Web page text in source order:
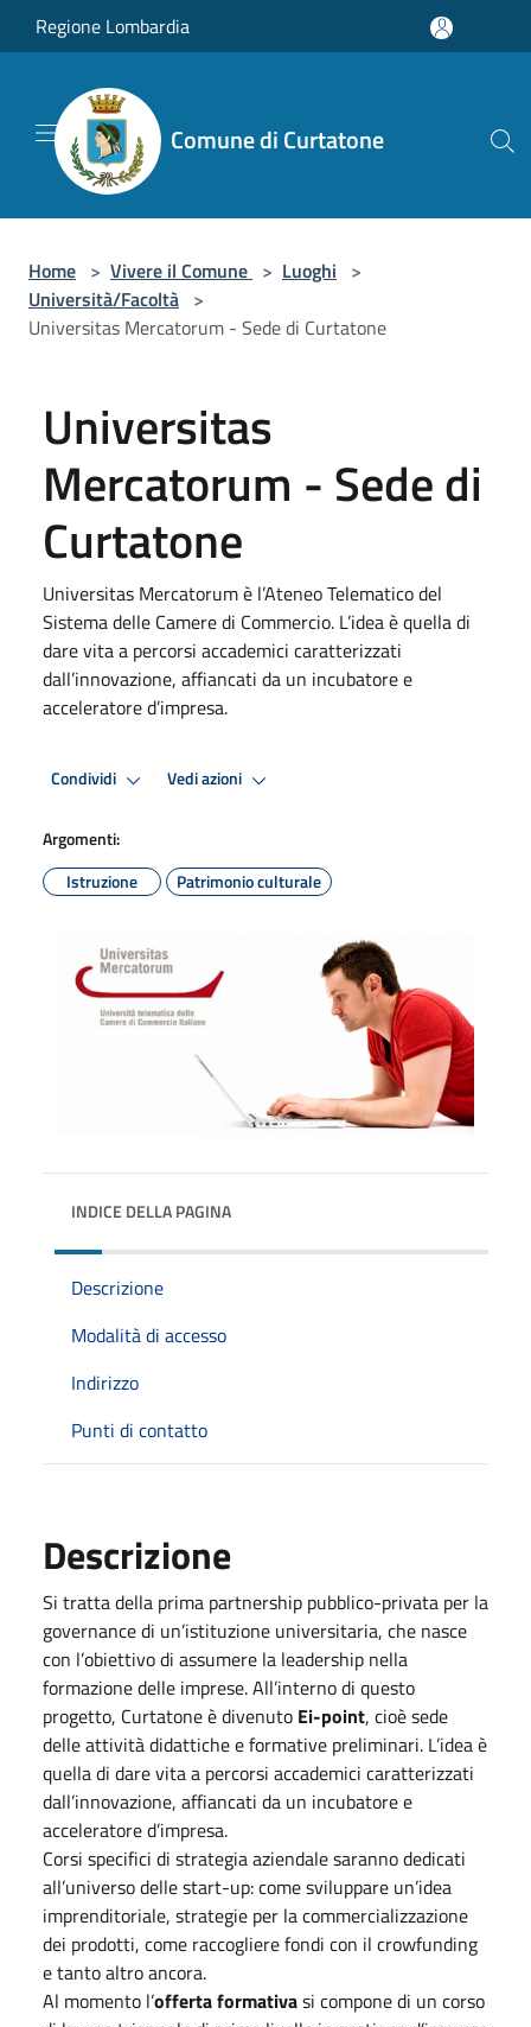
Salta al contenuto principale
Regione Lombardia
Comune di Curtatone
Home > Vivere il Comune > Luoghi >
Università/Facoltà >
Universitas Mercatorum - Sede di Curtatone
Universitas
Mercatorum - Sede di
Curtatone
Universitas Mercatorum è l’Ateneo Telematico del
Sistema delle Camere di Commercio. L’idea è quella di
dare vita a percorsi accademici caratterizzati
dall’innovazione, affiancati da un incubatore e
acceleratore d’impresa.
Condividi Vedi azioni
Argomenti:
Istruzione
Patrimonio culturale
INDICE DELLA PAGINA
Descrizione
Modalità di accesso
Indirizzo
Punti di contatto
Descrizione
Si tratta della prima partnership pubblico-privata per la
governance di un’istituzione universitaria, che nasce
con l’obiettivo di assumere la leadership nella
formazione delle imprese. All’interno di questo
progetto, Curtatone è divenuto Ei-point, cioè sede
delle attività didattiche e formative preliminari. L’idea è
quella di dare vita a percorsi accademici caratterizzati
dall’innovazione, affiancati da un incubatore e
acceleratore d’impresa.
Corsi specifici di strategia aziendale saranno dedicati
all’universo delle start-up: come sviluppare un’idea
imprenditoriale, strategie per la commercializzazione
dei prodotti, come raccogliere fondi con il crowfunding
e tanto altro ancora.
Al momento l’offerta formativasi compone di un corso